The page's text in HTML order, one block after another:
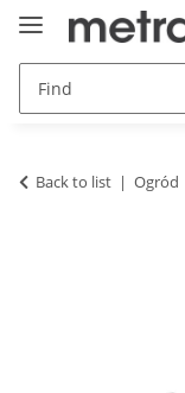
Back to list Ogród